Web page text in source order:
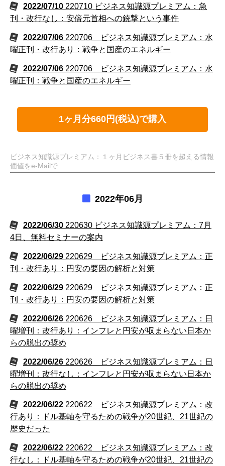
2022/07/10 220710 ビジネス知識源プレミアム：急
刊・改行なし：安倍元首相への銃撃という事件
2022/07/06 220706 ビジネス知識源プレミアム：水
曜正刊・改行あり：戦争と国産のエネルギー
2022/07/06 220706 ビジネス知識源プレミアム：水
曜正刊：戦争と国産のエネルギー
1ヶ月分660円(税込)で購入
ビジネス知識源プレミアム：１ヶ月ビジネス書５冊を超える情報
価値をe-Mailで
2022年06月
2022/06/30 220630 ビジネス知識源プレミアム：7月
4日、無料セミナーの案内
2022/06/29 220629 ビジネス知識源プレミアム：正
刊・改行あり：円安の要因の解析と対策
2022/06/29 220629 ビジネス知識源プレミアム：正
刊・改行あり：円安の要因の解析と対策
2022/06/26 220626 ビジネス知識源プレミアム：日
曜増刊：改行あり：インフレと円安が収まらない日本か
らの脱出の奨め
2022/06/26 220626 ビジネス知識源プレミアム：日
曜増刊：改行なし：インフレと円安が収まらない日本か
らの脱出の奨め
2022/06/22 220622 ビジネス知識源プレミアム：改
行あり：ドル基軸を守るための戦争が20世紀、21世紀の
歴史だった
2022/06/22 220622 ビジネス知識源プレミアム：改
行なし：ドル基軸を守るための戦争が20世紀、21世紀の